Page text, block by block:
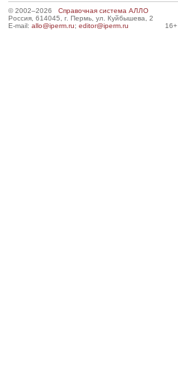
© 2002–2026 Справочная система АЛЛО
Россия, 614045, г. Пермь, ул. Куйбышева, 2
E-mail: allo@iperm.ru; editor@iperm.ru 16+